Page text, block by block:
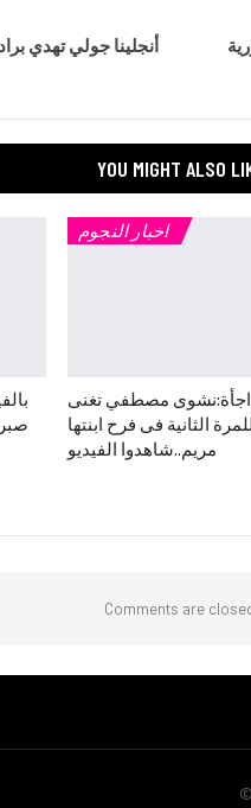
أنجلينا جولي تهدي
YOU MIGHT ALSO
اخبار النجوم
مصطفي تغنى
الثانية فى فرح ابنتها
مريم..شاهدوا الفيديو
Comments are